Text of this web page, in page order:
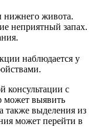
нижнего живота.
неприятный запах.
наблюдается у
консультации с
может выявить
также выделения из
может перейти в